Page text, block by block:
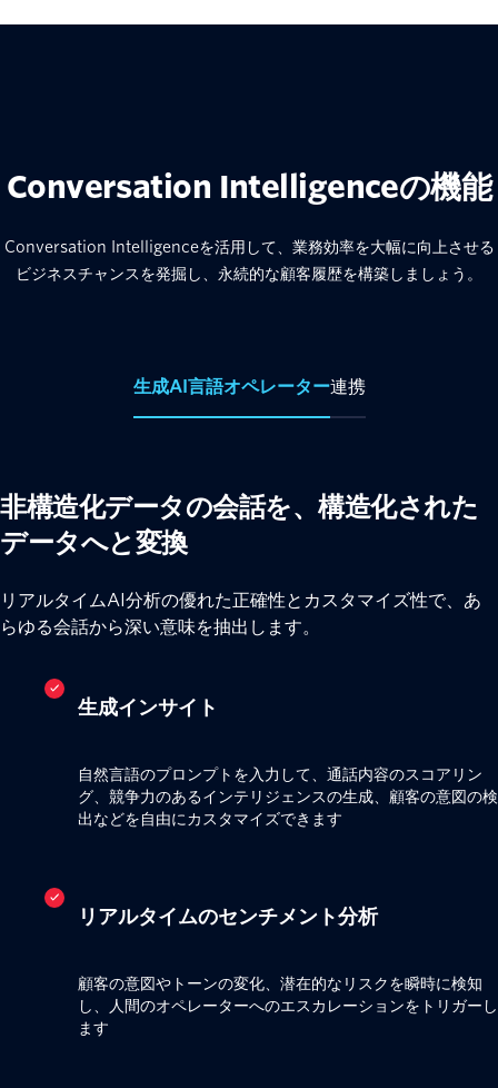
Conversation Intelligenceの機能
Conversation Intelligenceを活用して、業務効率を大幅に向上させる
ビジネスチャンスを発掘し、永続的な顧客履歴を構築しましょう。
生成AI言語オペレーター連携
非構造化データの会話を、構造化された
データへと変換
リアルタイムAI分析の優れた正確性とカスタマイズ性で、あ
らゆる会話から深い意味を抽出します。
生成インサイト
自然言語のプロンプトを入力して、通話内容のスコアリン
グ、競争力のあるインテリジェンスの生成、顧客の意図の検
出などを自由にカスタマイズできます
リアルタイムのセンチメント分析
顧客の意図やトーンの変化、潜在的なリスクを瞬時に検知
し、人間のオペレーターへのエスカレーションをトリガーし
ます